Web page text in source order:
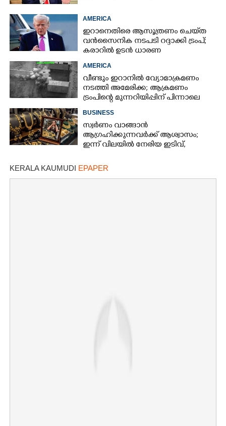
AMERICA
ഇറാനെതിരെ ആസൂത്രണം ചെയ്‌ത
വൻസൈനിക നടപടി റദ്ദാക്കി ട്രംപ്;
കരാറിൽ ഉടൻ ധാരണ
AMERICA
വീണ്ടും ഇറാനിൽ വ്യോമാക്രമണം
നടത്തി അമേരിക്ക; ആക്രമണം
ട്രംപിന്റെ മുന്നറിയിപ്പിന് പിന്നാലെ
BUSINESS
സ്വർണം വാങ്ങാൻ
ആഗ്രഹിക്കുന്നവർക്ക് ആശ്വാസം;
ഇന്ന് വിലയിൽ നേരിയ ഇടിവ്,
KERALA KAUMUDI EPAPER